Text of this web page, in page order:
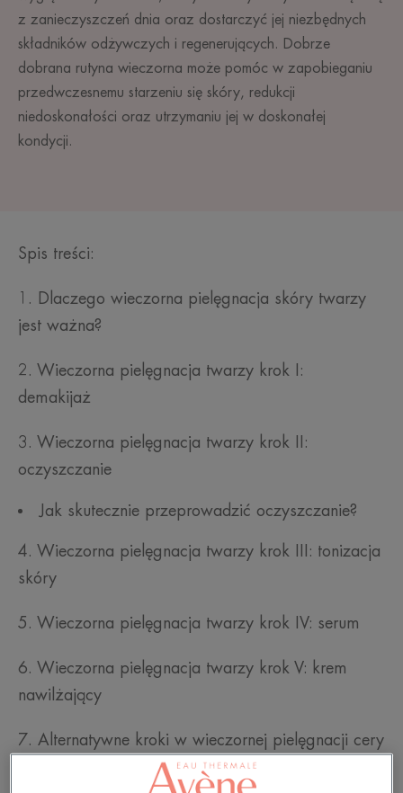
z zanieczyszczeń dnia oraz dostarczyć jej niezbędnych
składników odżywczych i regenerujących. Dobrze
dobrana rutyna wieczorna może pomóc w zapobieganiu
przedwczesnemu starzeniu się skóry, redukcji
niedoskonałości oraz utrzymaniu jej w doskonałej
kondycji.
Spis treści:
1. Dlaczego wieczorna pielęgnacja skóry twarzy
jest ważna?
2. Wieczorna pielęgnacja twarzy krok I:
demakijaż
3. Wieczorna pielęgnacja twarzy krok II:
oczyszczanie
Jak skutecznie przeprowadzić oczyszczanie?
4. Wieczorna pielęgnacja twarzy krok III: tonizacja
skóry
5. Wieczorna pielęgnacja twarzy krok IV: serum
6. Wieczorna pielęgnacja twarzy krok V: krem
nawilżający
7. Alternatywne kroki w wieczornej pielęgnacji cery
— peeling i maseczka